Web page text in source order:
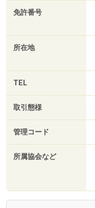
免許番号
所在地
TEL
取引態様
管理コード
所属協会など